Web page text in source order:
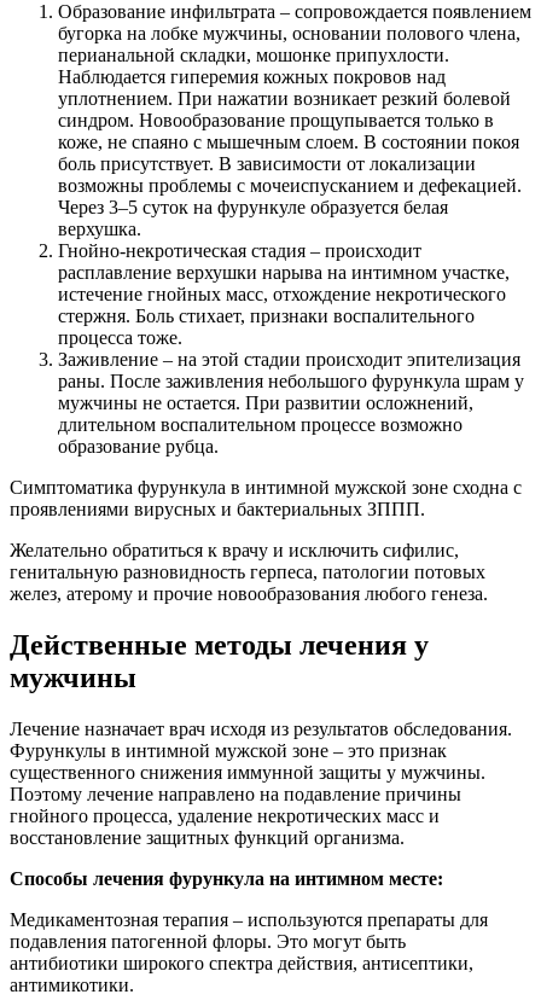
Образование инфильтрата – сопровождается появлением
бугорка на лобке мужчины, основании полового члена,
перианальной складки, мошонке припухлости.
Наблюдается гиперемия кожных покровов над
уплотнением. При нажатии возникает резкий болевой
синдром. Новообразование прощупывается только в
коже, не спаяно с мышечным слоем. В состоянии покоя
боль присутствует. В зависимости от локализации
возможны проблемы с мочеиспусканием и дефекацией.
Через 3–5 суток на фурункуле образуется белая
верхушка.
Гнойно-некротическая стадия – происходит
расплавление верхушки нарыва на интимном участке,
истечение гнойных масс, отхождение некротического
стержня. Боль стихает, признаки воспалительного
процесса тоже.
Заживление – на этой стадии происходит эпителизация
раны. После заживления небольшого фурункула шрам у
мужчины не остается. При развитии осложнений,
длительном воспалительном процессе возможно
образование рубца.
Симптоматика фурункула в интимной мужской зоне сходна с
проявлениями вирусных и бактериальных ЗППП.
Желательно обратиться к врачу и исключить сифилис,
генитальную разновидность герпеса, патологии потовых
желез, атерому и прочие новообразования любого генеза.
Действенные методы лечения у
мужчины
Лечение назначает врач исходя из результатов обследования.
Фурункулы в интимной мужской зоне – это признак
существенного снижения иммунной защиты у мужчины.
Поэтому лечение направлено на подавление причины
гнойного процесса, удаление некротических масс и
восстановление защитных функций организма.
Способы лечения фурункула на интимном месте:
Медикаментозная терапия – используются препараты для
подавления патогенной флоры. Это могут быть
антибиотики широкого спектра действия, антисептики,
антимикотики.